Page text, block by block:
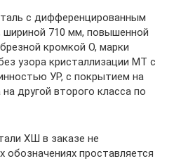
с дифференцированным
710 мм, повышенной
кромкой О, марки
узора кристаллизации МТ с
УР, с покрытием на
другой второго класса по
ХШ в заказе не
обозначениях проставляется